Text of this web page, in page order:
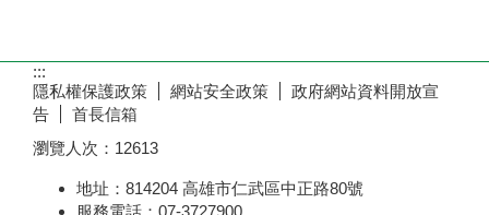
:::
隱私權保護政策
網站安全政策
政府網站資料開放宣
告
首長信箱
瀏覽人次： 12613
地址：814204 高雄市仁武區中正路80號